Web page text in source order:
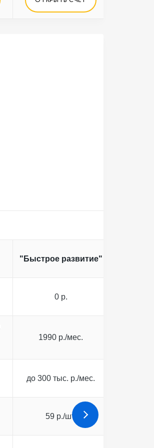
"Быстрое развитие"
0 р.
1990 р./мес.
до 300 тыс. р./мес.
59 р./шт.